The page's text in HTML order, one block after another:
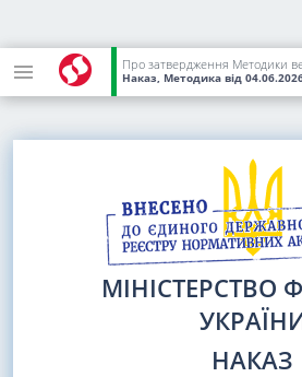
Наказ, Методика від
МІНІСТЕРСТВО
НАКАЗ